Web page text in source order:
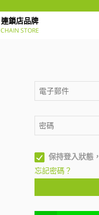
連鎖店品牌
CHAIN STORE
保持登入狀態
忘記密碼？